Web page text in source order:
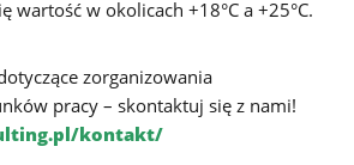
wartość w okolicach +18°C a +25°C.
zorganizowania
pracy – skontaktuj się z nami!
kontakt/